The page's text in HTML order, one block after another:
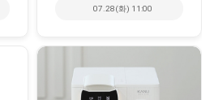
07.28(화) 11:00